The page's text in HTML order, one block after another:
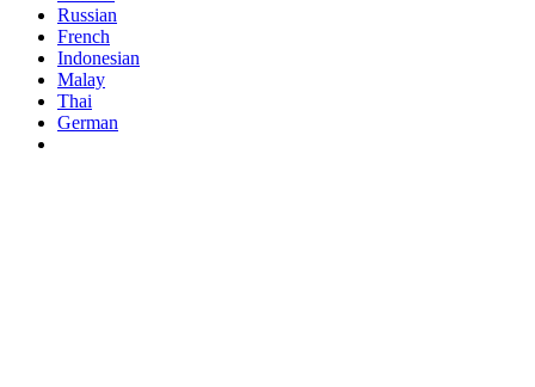
Russian
French
Indonesian
Malay
Thai
German